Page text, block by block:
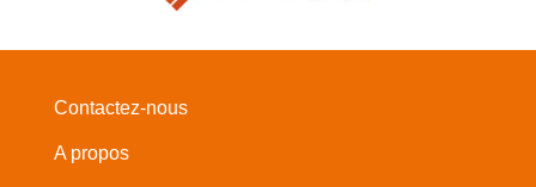
Contactez-nous
A propos